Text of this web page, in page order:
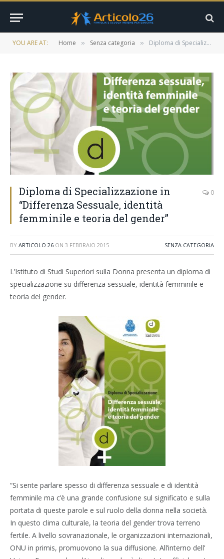
YOU ARE AT: Home » Senza categoria » Diploma di Specializzazione in “Differenza Sessuale, identità femminile e teoria del gender”
Diploma di Specializzazione in
“Differenza Sessuale, identità
femminile e teoria del gender”
0
BY ARTICOLO 26 ON 3 FEBBRAIO 2015 SENZA CATEGORIA
L’Istituto di Studi Superiori sulla Donna presenta un diploma di
specializzazione su differenza sessuale, identità femminile e
teoria del gender.
“Si sente parlare spesso di differenza sessuale e di identità
femminile ma c’è una grande confusione sul significato e sulla
portata di queste parole e sul ruolo della donna nella società.
In questo clima culturale, la teoria del gender trova terreno
fertile. A livello sovranazionale, le organizzazioni internazionali,
ONU in primis, promuovono la sua diffusione. All’interno dell’